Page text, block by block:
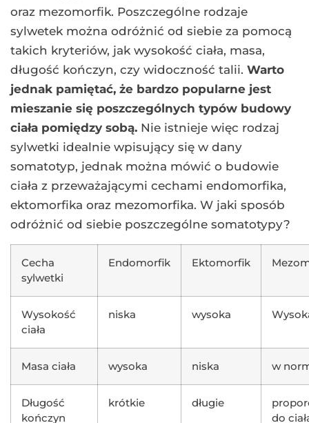
oraz mezomorfik. Poszczególne rodzaje
sylwetek można odróżnić od siebie za pomocą
takich kryteriów, jak wysokość ciała, masa,
długość kończyn, czy widoczność talii. Warto
jednak pamiętać, że bardzo popularne jest
mieszanie się poszczególnych typów budowy
ciała pomiędzy sobą. Nie istnieje więc rodzaj
sylwetki idealnie wpisujący się w dany
somatotyp, jednak można mówić o budowie
ciała z przeważającymi cechami endomorfika,
ektomorfika oraz mezomorfika. W jaki sposób
odróżnić od siebie poszczególne somatotypy?
Cecha
sylwetki
Endomorfik Ektomorfik
Wysokość
ciała
niska wysoka
Masa ciała wysoka niska w
Długość
kończyn
krótkie długie
do